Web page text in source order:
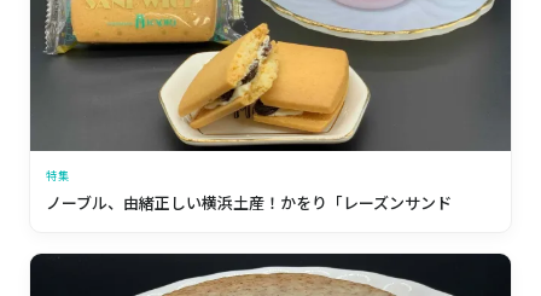
特集
ノーブル、由緒正しい横浜土産！かをり「レーズンサンド